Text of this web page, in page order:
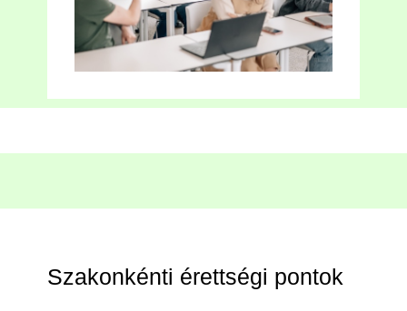
Szakonkénti érettségi pontok